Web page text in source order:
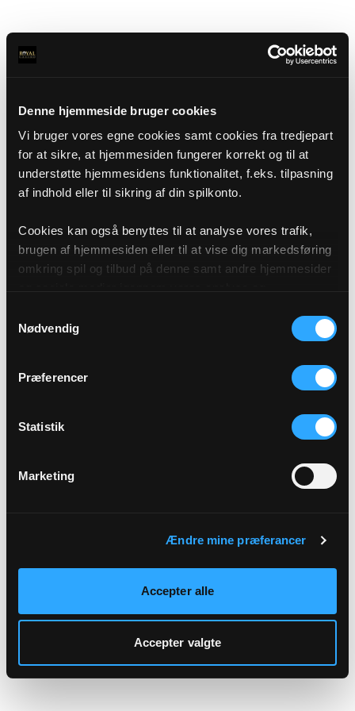
Denne hjemmeside bruger cookies
Vi bruger vores egne cookies samt cookies fra tredjepart
for at sikre, at hjemmesiden fungerer korrekt og til at
understøtte hjemmesidens funktionalitet, f.eks. tilpasning
af indhold eller til sikring af din spilkonto.
Cookies kan også benyttes til at analyse vores trafik,
brugen af hjemmesiden eller til at vise dig markedsføring
omkring spil og tilbud på denne samt andre hjemmesider
af cookies under "Detaljer" eller ved at klikke videre til
vores Cookiepolitik, som du finder i bunden af vores
Nødvendig
Præferencer
Statistik
Marketing
Ændre mine præferancer
Accepter alle
Accepter valgte